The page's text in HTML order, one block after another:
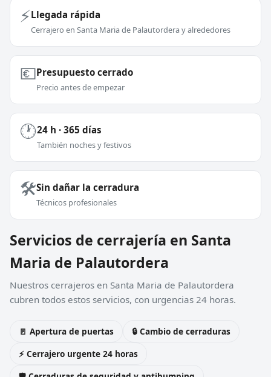
⚡Llegada rápida
Cerrajero en Santa Maria de Palautordera y alrededores
💶Presupuesto cerrado
Precio antes de empezar
🕐24 h · 365 días
También noches y festivos
🛠️Sin dañar la cerradura
Técnicos profesionales
Servicios de cerrajería en Santa
Maria de Palautordera
Nuestros cerrajeros en Santa Maria de Palautordera
cubren todos estos servicios, con urgencias 24 horas.
🚪 Apertura de puertas
🔒 Cambio de cerraduras
⚡ Cerrajero urgente 24 horas